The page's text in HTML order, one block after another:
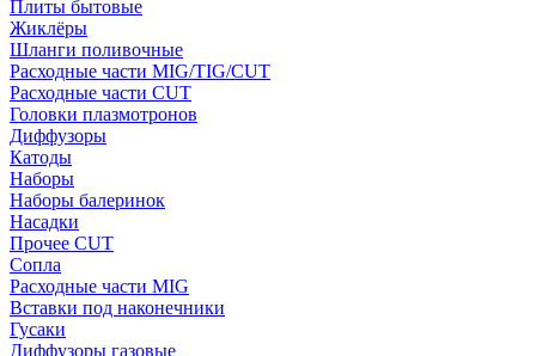
Плиты бытовые
Жиклёры
Шланги поливочные
Расходные части MIG/TIG/CUT
Расходные части CUT
Головки плазмотронов
Диффузоры
Катоды
Наборы
Наборы балеринок
Насадки
Прочее CUT
Сопла
Расходные части MIG
Вставки под наконечники
Гусаки
Диффузоры газовые